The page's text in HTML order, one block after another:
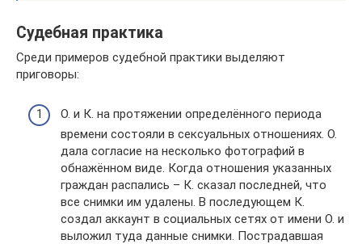
Судебная практика
Среди примеров судебной практики выделяют
приговоры:
О. и К. на протяжении определённого периода
времени состояли в сексуальных отношениях. О.
дала согласие на несколько фотографий в
обнажённом виде. Когда отношения указанных
граждан распались – К. сказал последней, что
все снимки им удалены. В последующем К.
создал аккаунт в социальных сетях от имени О. и
выложил туда данные снимки. Пострадавшая